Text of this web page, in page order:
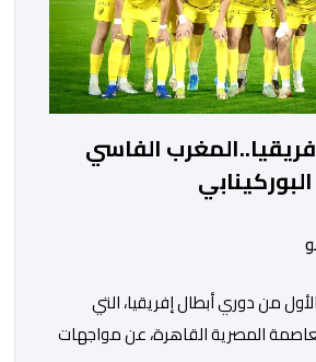
الفاسي
من دوري أبطال إفريقيا، التي
المصرية القاهرة، عن مواجهات